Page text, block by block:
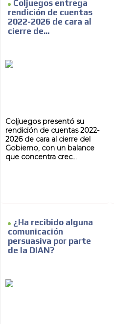
Coljuegos entrega
rendición de cuentas
2022-2026 de cara al
cierre de...
Coljuegos presentó su
rendición de cuentas 2022-
2026 de cara al cierre del
Gobierno, con un balance
que concentra crec...
¿Ha recibido alguna
comunicación
persuasiva por parte
de la DIAN?